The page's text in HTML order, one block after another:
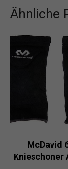
Ähnliche
McDavid
Knieschoner